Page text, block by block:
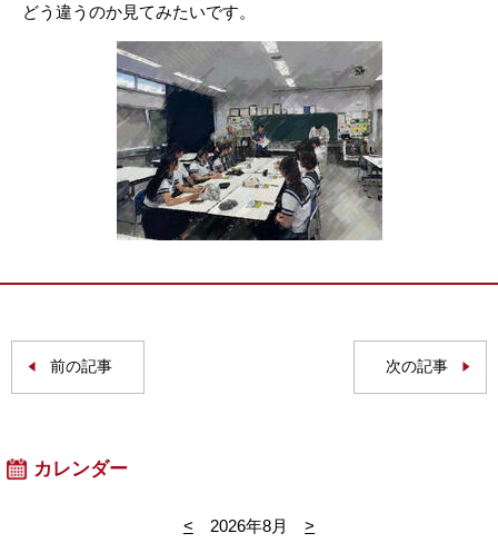
どう違うのか見てみたいです。
前の記事 次の記事
カレンダー
< 2026年8月
>